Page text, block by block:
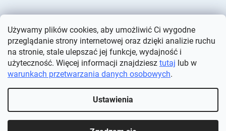
Używamy plików cookies, aby umożliwić Ci wygodne
przeglądanie strony internetowej oraz dzięki analizie ruchu
na stronie, stale ulepszać jej funkcje, wydajność i
użyteczność. Więcej informacji znajdziesz tutaj lub w
warunkach przetwarzania danych osobowych.
Ustawienia